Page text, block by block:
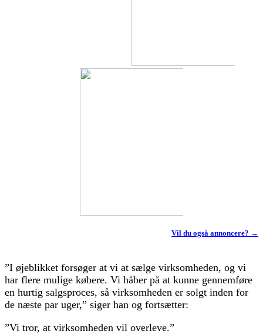
Vil du også annoncere? →
”I øjeblikket forsøger at vi at sælge virksomheden, og vi
har flere mulige købere. Vi håber på at kunne gennemføre
en hurtig salgsproces, så virksomheden er solgt inden for
de næste par uger,” siger han og fortsætter:
”Vi tror, at virksomheden vil overleve.”